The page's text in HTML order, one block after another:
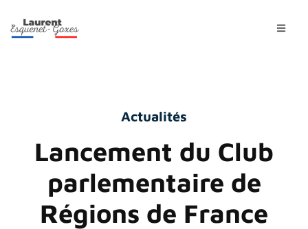
Actualités
Lancement du Club
parlementaire de
Régions de France